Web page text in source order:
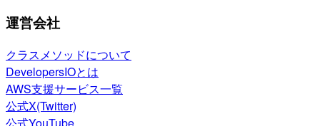
運営会社
クラスメソッドについて
DevelopersIOとは
AWS支援サービス一覧
公式X(Twitter)
公式YouTube